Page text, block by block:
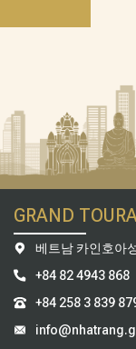
GRAND
베트남 카인호아
+84 82 4943 868
+84 258 3 839